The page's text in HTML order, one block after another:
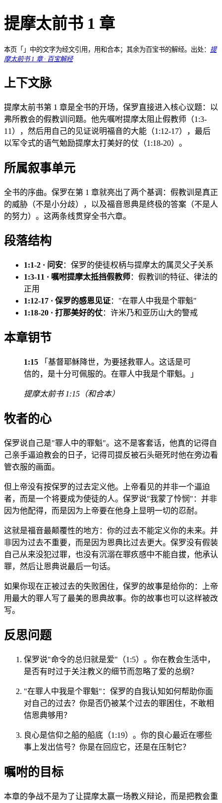
提摩太前书 1 章
本页「」中的文字为经文引用，用和合本；其余为百宝书的解经。出处： 提
摩太前书 1 章 · 百宝解经
上下文脉
提摩太前书第 1 章是全书的开场，保罗直接进入核心议题：以
弗所教会的假教训问题。他先嘱咐提摩太阻止假教师（1:3-
11），然后用自己的见证说明福音的大能（1:12-17），最后
以军令式的语气勉励提摩太打美好的仗（1:18-20）。
所属叙事单元
全书的序曲。保罗在第 1 章就亮出了两个基调：假教训是真正
的威胁（不是小分歧），以及福音恩典是终极的答案（不是人
的努力）。这两条线贯穿全书六章。
段落结构
1:1-2 · 问安：保罗的使徒权柄与提摩太的属灵父子关系
1:3-11 · 嘱咐提摩太抵挡假教师：假教训的特征、律法的
正用
1:12-17 · 保罗的感恩见证："在罪人中我是个罪魁"
1:18-20 · 打那美好的仗：许米乃和亚历山大的警戒
本章钥节
1:15 「基督耶稣降世，为要拯救罪人。这话是可
信的，是十分可佩服的。在罪人中我是个罪魁。」
提摩太前书 1:15（和合本）
牧者的心
保罗说自己是"罪人中的罪魁"。这不是客套话，他真的记得自
己亲手逼迫教会的日子，记得司提反被石头砸死时他在旁边看
管衣服的画面。
但上帝没有按保罗的过去定义他。上帝看见的并非一个逼迫
者，而是一个将要成为使徒的人。保罗说"我蒙了怜悯"：并非
因为他配得，而是因为上帝要在他身上显明一切的忍耐。
这就是福音最颠覆性的地方：你的过去不能定义你的未来。并
非因为过去不重要，而是因为恩典比过去更大。保罗没有假装
自己从来没犯过罪，也没有沉溺在罪疚感中不能自拔，他承认
罪，然后让恩典说最后一句话。
如果你现在正被过去的失败困住，保罗的故事是给你的：上帝
用最大的罪人写了最美的恩典故事。你的故事也可以这样被改
写。
反思问题
保罗说"命令的总归就是爱"（1:5）。你在教会生活中，
是否有时过于关注教义的细节而忽略了爱的总纲？
"在罪人中我是个罪魁"：保罗的自我认知如何帮助你面
对自己的过去？你是否仍被某个过去的罪困住，不敢相
信恩典够用？
良心是信仰之船的船底（1:19）。你的良心最近在哪些
事上发出信号？你是在回应它，还是在压制它？
嘱咐的目标
本章的争战不是为了让提摩太赢一场教义辩论，而是把教会重